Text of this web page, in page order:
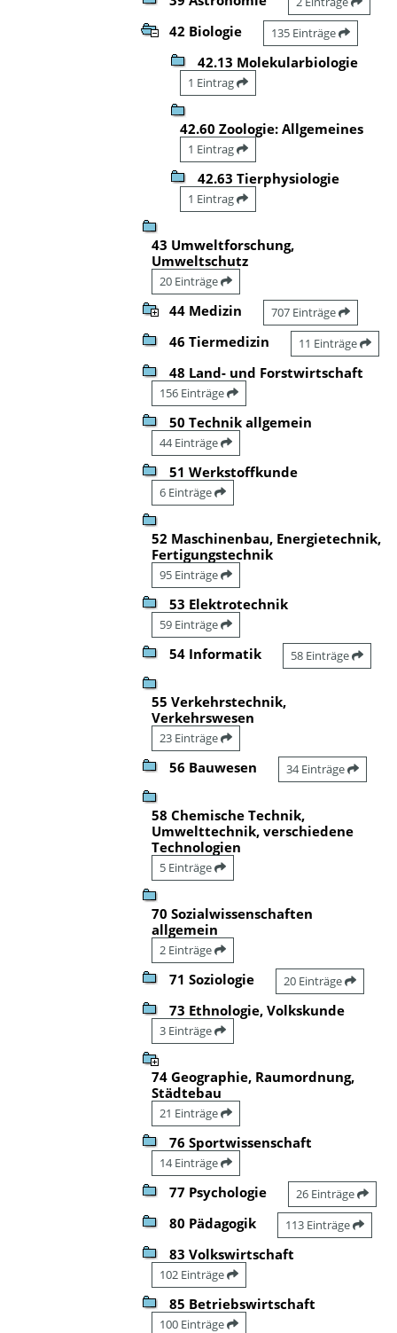
42 Biologie 135 Einträge
42.13 Molekularbiologie
1 Eintrag
42.60 Zoologie: Allgemeines
1 Eintrag
42.63 Tierphysiologie
1 Eintrag
43 Umweltforschung,
Umweltschutz
20 Einträge
44 Medizin 707 Einträge
46 Tiermedizin 11 Einträge
48 Land- und Forstwirtschaft
156 Einträge
50 Technik allgemein
44 Einträge
51 Werkstoffkunde
6 Einträge
52 Maschinenbau, Energietechnik,
Fertigungstechnik
95 Einträge
53 Elektrotechnik
59 Einträge
54 Informatik 58 Einträge
55 Verkehrstechnik,
Verkehrswesen
23 Einträge
56 Bauwesen 34 Einträge
58 Chemische Technik,
Umwelttechnik, verschiedene
Technologien
5 Einträge
70 Sozialwissenschaften
allgemein
2 Einträge
71 Soziologie 20 Einträge
73 Ethnologie, Volkskunde
3 Einträge
74 Geographie, Raumordnung,
Städtebau
21 Einträge
76 Sportwissenschaft
14 Einträge
77 Psychologie 26 Einträge
80 Pädagogik 113 Einträge
83 Volkswirtschaft
102 Einträge
85 Betriebswirtschaft
100 Einträge